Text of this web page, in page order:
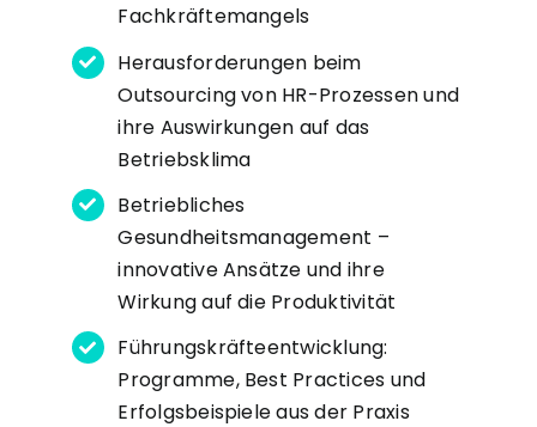
Fachkräftemangels
Herausforderungen beim
Outsourcing von HR-Prozessen und
ihre Auswirkungen auf das
Betriebsklima
Betriebliches
Gesundheitsmanagement –
innovative Ansätze und ihre
Wirkung auf die Produktivität
Führungskräfteentwicklung:
Programme, Best Practices und
Erfolgsbeispiele aus der Praxis